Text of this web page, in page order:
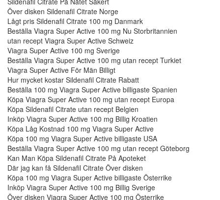
Över disken Sildenafil Citrate Norge
Lågt pris Sildenafil Citrate 100 mg Danmark
Beställa Viagra Super Active 100 mg Nu Storbritannien
utan recept Viagra Super Active Schweiz
Viagra Super Active 100 mg Sverige
Beställa Viagra Super Active 100 mg utan recept Turkiet
Viagra Super Active För Män Billigt
Hur mycket kostar Sildenafil Citrate Rabatt
Beställa 100 mg Viagra Super Active billigaste Spanien
Köpa Viagra Super Active 100 mg utan recept Europa
Köpa Sildenafil Citrate utan recept Belgien
Inköp Viagra Super Active 100 mg Billig Kroatien
Köpa Låg Kostnad 100 mg Viagra Super Active
Köpa 100 mg Viagra Super Active billigaste USA
Beställa Viagra Super Active 100 mg utan recept Göteborg
Kan Man Köpa Sildenafil Citrate På Apoteket
Där jag kan få Sildenafil Citrate Över disken
Köpa 100 mg Viagra Super Active billigaste Österrike
Inköp Viagra Super Active 100 mg Billig Sverige
Över disken Viagra Super Active 100 mg Österrike